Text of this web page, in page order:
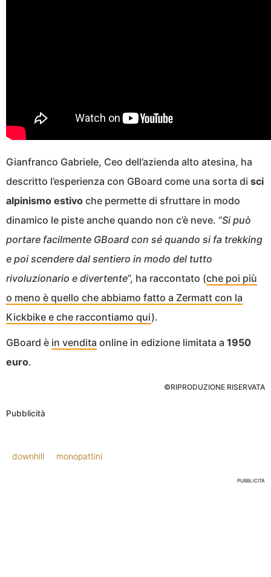
Gianfranco Gabriele, Ceo dell’azienda alto atesina, ha
descritto l’esperienza con GBoard come una sorta di sci
alpinismo estivo che permette di sfruttare in modo
dinamico le piste anche quando non c’è neve. “Si può
portare facilmente GBoard con sé quando si fa trekking
e poi scendere dal sentiero in modo del tutto
rivoluzionario e divertente”, ha raccontato (che poi più
o meno è quello che abbiamo fatto a Zermatt con la
Kickbike e che raccontiamo qui).
GBoard è in vendita online in edizione limitata a 1950
euro.
©RIPRODUZIONE RISERVATA
Pubblicità
downhill monopattini
PUBBLICITÀ